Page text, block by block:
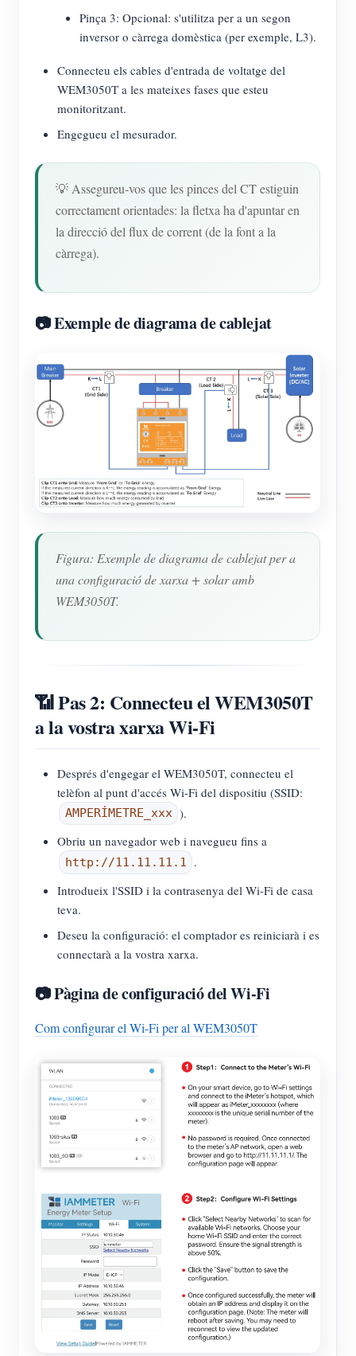
Pinça 3: Opcional: s'utilitza per a un segon
inversor o càrrega domèstica (per exemple, L3).
Connecteu els cables d'entrada de voltatge del
WEM3050T a les mateixes fases que esteu
monitoritzant.
Engegueu el mesurador.
💡 Assegureu-vos que les pinces del CT estiguin
correctament orientades: la fletxa ha d'apuntar en
la direcció del flux de corrent (de la font a la
càrrega).
📷 Exemple de diagrama de cablejat
Figura: Exemple de diagrama de cablejat per a
una configuració de xarxa + solar amb
WEM3050T.
📶 Pas 2: Connecteu el WEM3050T
a la vostra xarxa Wi-Fi
Després d'engegar el WEM3050T, connecteu el
telèfon al punt d'accés Wi-Fi del dispositiu (SSID:
AMPERÍMETRE_xxx ).
Obriu un navegador web i navegueu fins a
http://11.11.11.1
.
Introdueix l'SSID i la contrasenya del Wi-Fi de casa
teva.
Deseu la configuració: el comptador es reiniciarà i es
connectarà a la vostra xarxa.
📷 Pàgina de configuració del Wi-Fi
Com configurar el Wi-Fi per al WEM3050T